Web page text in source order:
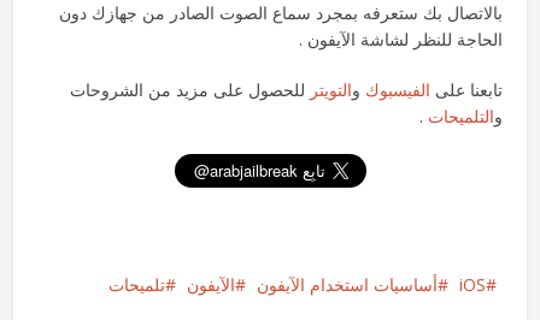
بالاتصال بك ستعرفه بمجرد سماع الصوت الصادر من جهازك دون
الحاجة للنظر لشاشة الآيفون .
تابعنا على الفيسبوك والتويتر للحصول على مزيد من الشروحات
والتلميحات .
iOS أساسيات استخدام الآيفون الآيفون تلميحات